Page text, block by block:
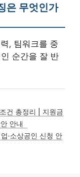
은 무엇인가
, 팀워크를 중
순간을 잘 반
건 총정리 | 지원금
안내
·소상공인 신청 안